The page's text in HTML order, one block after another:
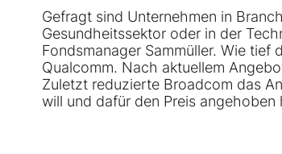
Gefragt sind Unternehmen in
Gesundheitssektor oder in der
Fondsmanager Sammüller. Wie
Qualcomm. Nach aktuellem
Zuletzt reduzierte Broadcom das
will und dafür den Preis